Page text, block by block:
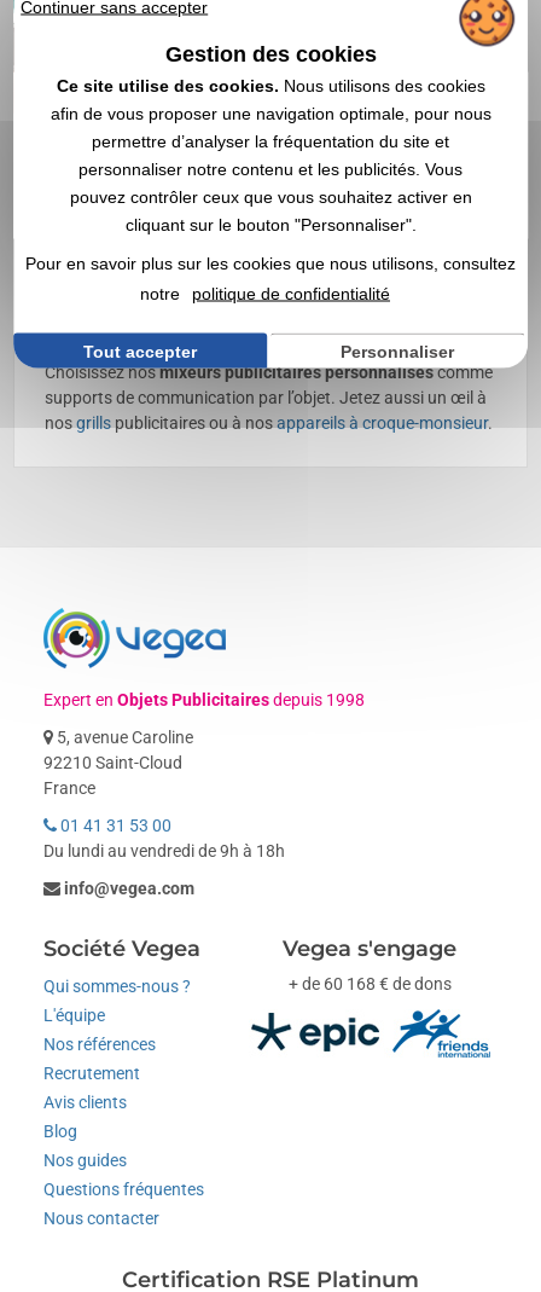
Mixeur personnalisé avec
votre logo | Grossiste
Découvrez nosmixeurs publicitaires, personnalisables avec
publicitaires, goodies et cadeaux d’entreprise depuis 1998
Choisissez nosmixeurs publicitaires personnaliséscomme
supports de communication par l’objet. Jetez aussi un œil à
nosgrillspublicitaires ou à nosappareils à croque-monsieur.
Expert enObjets Publicitairesdepuis 1998
5, avenue Caroline
92210 Saint-Cloud
France
01 41 31 53 00
Du lundi au vendredi de 9h à 18h
info@vegea.com
Société Vegea
Qui sommes-nous ?
L'équipe
Nos références
Recrutement
Avis clients
Blog
Nos guides
Questions fréquentes
Nous contacter
Vegea s'engage
+ de 60 168 € de dons
Certification RSE Platinum
Continuer sans accepter
Gestion des cookies
Ce site utilise des cookies. Nous utilisons des cookies
afin de vous proposer une navigation optimale, pour nous
permettre d’analyser la fréquentation du site et
personnaliser notre contenu et les publicités. Vous
pouvez contrôler ceux que vous souhaitez activer en
cliquant sur le bouton "Personnaliser".
Pour en savoir plus sur les cookies que nous utilisons, consultez
notre
politique de confidentialité
Tout accepter Personnaliser